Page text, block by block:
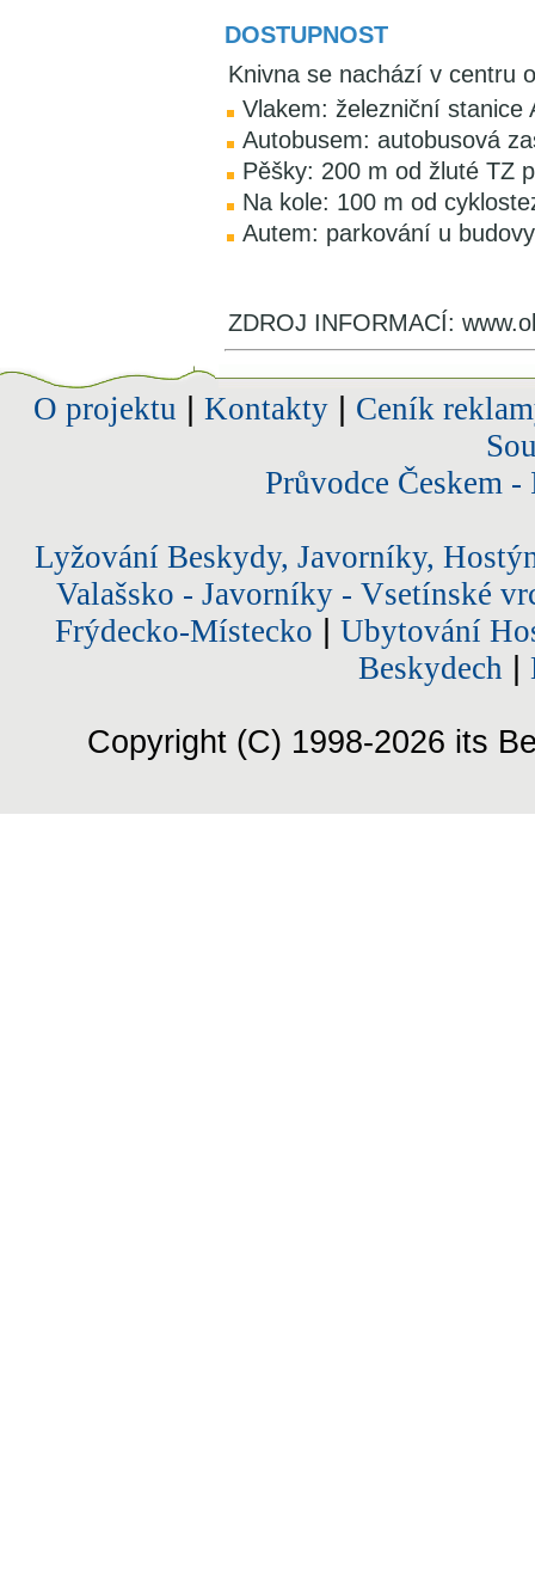
DOSTUPNOST
Knivna se nachází v centru
Vlakem: železniční stanice
Autobusem: autobusová
Pěšky: 200 m od žluté TZ
Na kole: 100 m od
Autem: parkování u
ZDROJ INFORMACÍ:
O projektu Kontakty| Ceník
Průvodce Českem
Lyžování Beskydy, Javorníky,
Valašsko - Javorníky - Vsetínské
Frýdecko-Místecko
Ubytování
Beskydech
Copyright (C) 1998-2026 its